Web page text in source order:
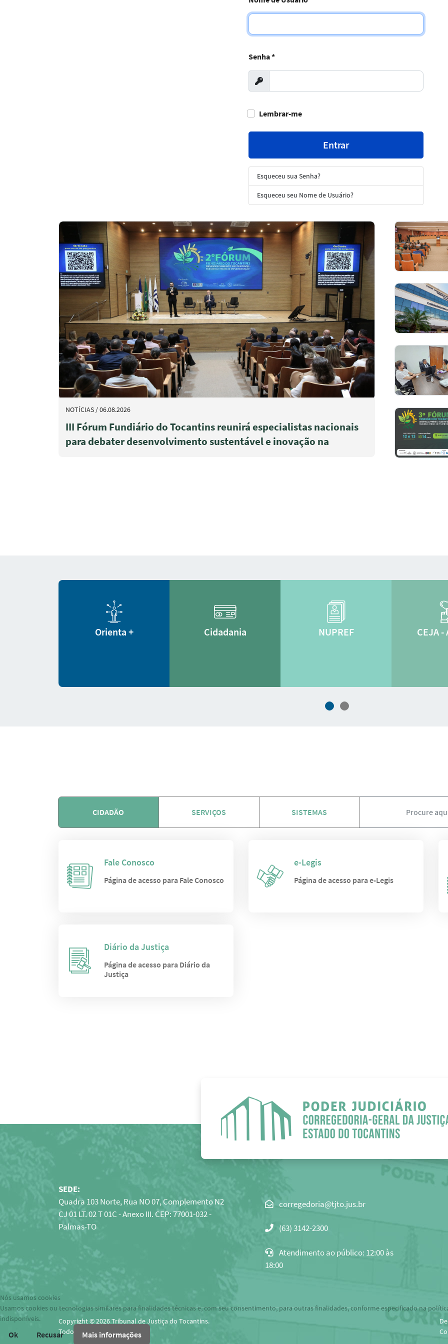
Senha*
Exibir
Lembrar-me
Entrar
Esqueceu sua Senha?
Esqueceu seu Nome de Usuário?
NOTÍCIAS / 06.08.2026
III Fórum Fundiário do Tocantins reunirá especialistas nacionais
para debater desenvolvimento sustentável e inovação na
Orienta + Cidadania NUPREF CEJA -
CIDADÃO SERVIÇOS SISTEMAS
Fale Conosco
Página de acesso para Fale Conosco
e-Legis
Página de acesso para e-Legis
Diário da Justiça
Página de acesso para Diário da
Justiça
SEDE:
Quadra 103 Norte, Rua NO 07, Complemento N2
CJ 01 LT. 02 T 01C - Anexo III. CEP: 77001-032 -
Palmas-TO
Clique
copiar
e-
mail
(63) 3142-2300
Atendimento ao público: 12:00 às
18:00
Copyright © 2026 Tribunal de Justiça do Tocantins.
Todos os direitos reservados.
Nós usamos cookies
Usamos cookies ou tecnologias similares para finalidades técnicas e, com seu consentimento, para outras finalidades, conforme especificado na
indisponíveis.
Ok Recusar Mais informações